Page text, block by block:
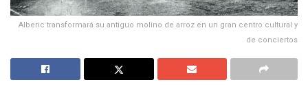
Alberic transformará su antiguo molino de arroz en un gran centro cultural y
de conciertos